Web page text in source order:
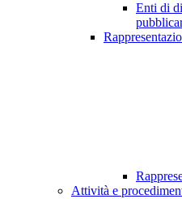
Enti di
Attività e